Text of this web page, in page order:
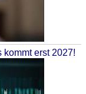
erst 2027!